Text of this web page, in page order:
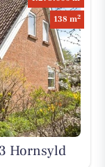
138 m2
Hornsyld